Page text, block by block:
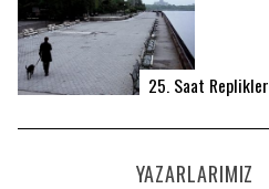
25. Saat Replikler
YAZARLARIMIZ